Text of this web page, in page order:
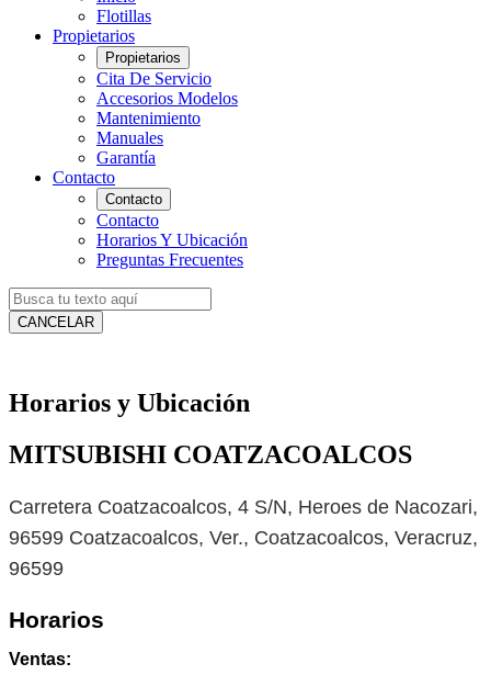
Flotillas
Propietarios
Propietarios
Cita De Servicio
Accesorios Modelos
Mantenimiento
Manuales
Garantía
Contacto
Contacto
Contacto
Horarios Y Ubicación
Preguntas Frecuentes
CANCELAR
Horarios y Ubicación
MITSUBISHI COATZACOALCOS
Carretera Coatzacoalcos, 4 S/N, Heroes de Nacozari,
96599 Coatzacoalcos, Ver., Coatzacoalcos, Veracruz,
96599
Horarios
Ventas: